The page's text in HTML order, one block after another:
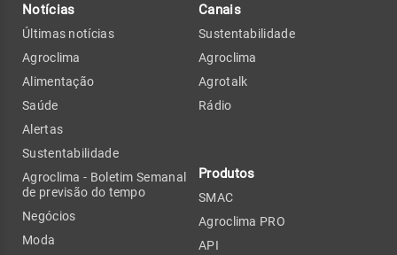
Notícias
Últimas notícias
Agroclima
Alimentação
Saúde
Alertas
Sustentabilidade
Agroclima - Boletim Semanal
de previsão do tempo
Negócios
Moda
Canais
Sustentabilidade
Agroclima
Agrotalk
Rádio
Produtos
SMAC
Agroclima PRO
API